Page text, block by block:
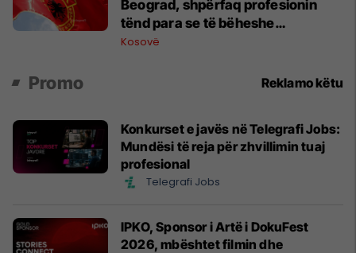
Beograd, shpërfaq profesionin
tënd para se të bëheshe
president”, OVL e UÇK-së i reagon
Kosovë
Promo Reklamo këtu
Konkurset e javës në Telegrafi Jobs:
Mundësi të reja për zhvillimin tuaj
profesional
Telegrafi Jobs
IPKO, Sponsor i Artë i DokuFest
2026, mbështet filmin dhe